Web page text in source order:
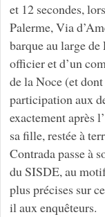
et 12 secondes,
Palerme, Via
barque au large de
officier et d’un
de la Noce (et
participation aux
exactement après
sa fille, restée à
Contrada passe à
du SISDE, au
plus précises sur
il aux enquêteurs.